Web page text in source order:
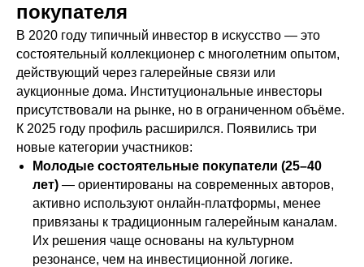
покупателя
В 2020 году типичный инвестор в искусство — это
состоятельный коллекционер с многолетним опытом,
действующий через галерейные связи или
аукционные дома. Институциональные инвесторы
присутствовали на рынке, но в ограниченном объёме.
К 2025 году профиль расширился. Появились три
новые категории участников:
Молодые состоятельные покупатели (25–40
лет) — ориентированы на современных авторов,
активно используют онлайн-платформы, менее
привязаны к традиционным галерейным каналам.
Их решения чаще основаны на культурном
резонансе, чем на инвестиционной логике.